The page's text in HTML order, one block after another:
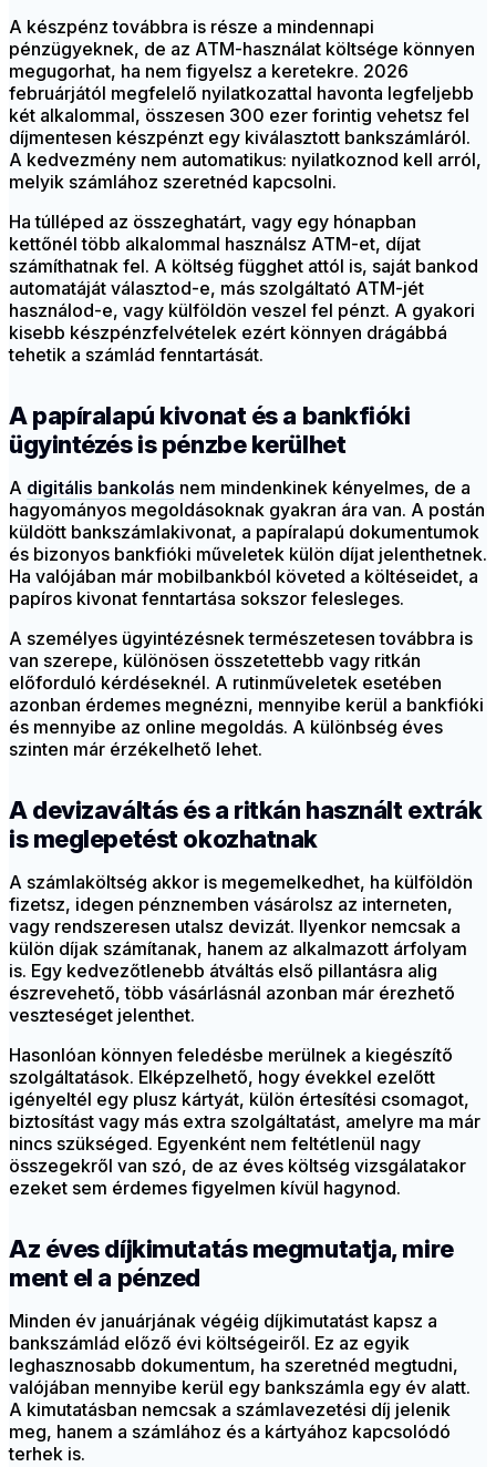
A készpénz továbbra is része a mindennapi
pénzügyeknek, de az ATM-használat költsége könnyen
megugorhat, ha nem figyelsz a keretekre. 2026
februárjától megfelelő nyilatkozattal havonta legfeljebb
két alkalommal, összesen 300 ezer forintig vehetsz fel
díjmentesen készpénzt egy kiválasztott bankszámláról.
A kedvezmény nem automatikus: nyilatkoznod kell arról,
melyik számlához szeretnéd kapcsolni.
Ha túlléped az összeghatárt, vagy egy hónapban
kettőnél több alkalommal használsz ATM-et, díjat
számíthatnak fel. A költség függhet attól is, saját bankod
automatáját választod-e, más szolgáltató ATM-jét
használod-e, vagy külföldön veszel fel pénzt. A gyakori
kisebb készpénzfelvételek ezért könnyen drágábbá
tehetik a számlád fenntartását.
A papíralapú kivonat és a bankfióki
ügyintézés is pénzbe kerülhet
A digitális bankolás nem mindenkinek kényelmes, de a
hagyományos megoldásoknak gyakran ára van. A postán
küldött bankszámlakivonat, a papíralapú dokumentumok
és bizonyos bankfióki műveletek külön díjat jelenthetnek.
Ha valójában már mobilbankból követed a költéseidet, a
papíros kivonat fenntartása sokszor felesleges.
A személyes ügyintézésnek természetesen továbbra is
van szerepe, különösen összetettebb vagy ritkán
előforduló kérdéseknél. A rutinműveletek esetében
azonban érdemes megnézni, mennyibe kerül a bankfióki
és mennyibe az online megoldás. A különbség éves
szinten már érzékelhető lehet.
A devizaváltás és a ritkán használt extrák
is meglepetést okozhatnak
A számlaköltség akkor is megemelkedhet, ha külföldön
fizetsz, idegen pénznemben vásárolsz az interneten,
vagy rendszeresen utalsz devizát. Ilyenkor nemcsak a
külön díjak számítanak, hanem az alkalmazott árfolyam
is. Egy kedvezőtlenebb átváltás első pillantásra alig
észrevehető, több vásárlásnál azonban már érezhető
veszteséget jelenthet.
Hasonlóan könnyen feledésbe merülnek a kiegészítő
szolgáltatások. Elképzelhető, hogy évekkel ezelőtt
igényeltél egy plusz kártyát, külön értesítési csomagot,
biztosítást vagy más extra szolgáltatást, amelyre ma már
nincs szükséged. Egyenként nem feltétlenül nagy
összegekről van szó, de az éves költség vizsgálatakor
ezeket sem érdemes figyelmen kívül hagynod.
Az éves díjkimutatás megmutatja, mire
ment el a pénzed
Minden év januárjának végéig díjkimutatást kapsz a
bankszámlád előző évi költségeiről. Ez az egyik
leghasznosabb dokumentum, ha szeretnéd megtudni,
valójában mennyibe kerül egy bankszámla egy év alatt.
A kimutatásban nemcsak a számlavezetési díj jelenik
meg, hanem a számlához és a kártyához kapcsolódó
terhek is.